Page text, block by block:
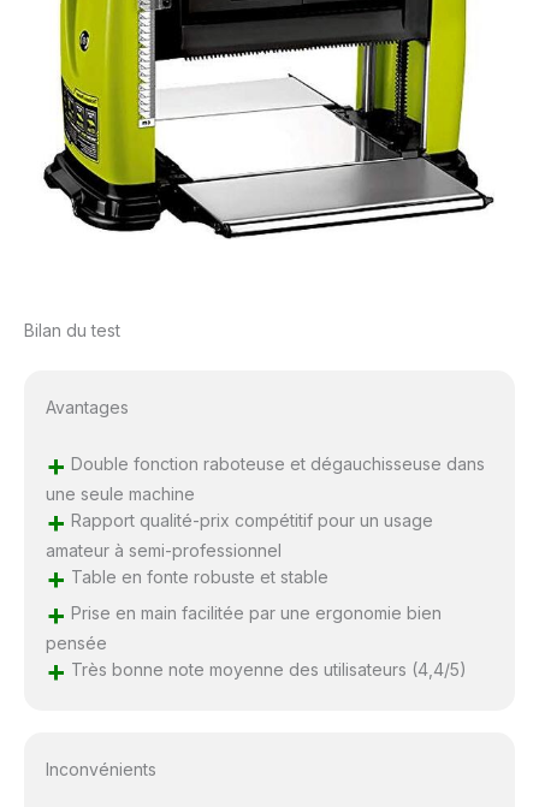
Bilan du test
Avantages
+ Double fonction raboteuse et dégauchisseuse dans
une seule machine
+ Rapport qualité-prix compétitif pour un usage
amateur à semi-professionnel
+ Table en fonte robuste et stable
+ Prise en main facilitée par une ergonomie bien
pensée
+ Très bonne note moyenne des utilisateurs (4,4/5)
Inconvénients